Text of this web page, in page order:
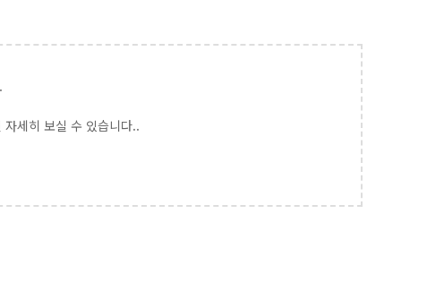
세히 보실 수 있습니다..